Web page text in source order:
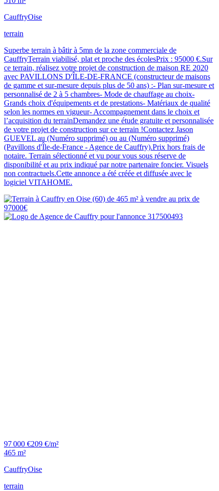
CauffryOise
terrain
Superbe terrain à bâtir à 5mn de la zone commerciale de
CauffryTerrain viabilisé, plat et proche des écolesPrix : 95000 €.Sur
ce terrain, réalisez votre projet de construction de maison RE 2020
avec PAVILLONS D'ÎLE-DE-FRANCE (constructeur de maisons
de gamme et sur-mesure depuis plus de 50 ans) :- Plan sur-mesure et
personnalisé de 2 à 5 chambres- Mode de chauffage au choix-
Grands choix d'équipements et de prestations- Matériaux de qualité
selon les normes en vigueur- Accompagnement dans le choix et
l’acquisition du terrainDemandez une étude gratuite et personnalisée
de votre projet de construction sur ce terrain !Contactez Jason
GUEVEL au (Numéro supprimé) ou au (Numéro supprimé)
(Pavillons d'Île-de-France - Agence de Cauffry).Prix hors frais de
notaire. Terrain sélectionné et vu pour vous sous réserve de
disponibilité et au prix indiqué par notre partenaire foncier. Visuels
non contractuels.Cette annonce a été créée et diffusée avec le
logiciel VITAHOME.
97 000 €209 €/m²
465 m²
CauffryOise
terrain